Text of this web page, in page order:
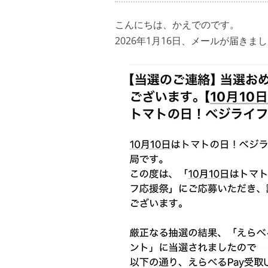
こんにちは、かえでのです。
2026年1月16日、メールが届きま